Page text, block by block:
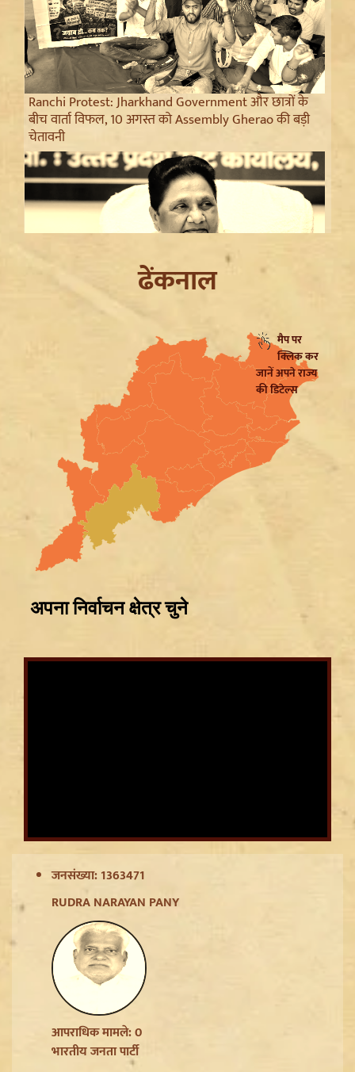
Ranchi Protest: Jharkhand Government और छात्रों के
बीच वार्ता विफल, 10 अगस्त को Assembly Gherao की बड़ी
चेतावनी
Mayawati on SP: गिरगिट की तरह रंग बदलती है सपा,
ब्राह्मणों को लुभाने के लिए Akhilesh Yadav का नया दांव
सम्मानजनक नौकरी
Jharkhand JPSC JSSC Protest: सियासी रंग में रंगा
आंदोलन, Rahul Gandhi ने छात्रों को दिया Reforms का
ढेंकनाल
मैप पर
क्लिक कर
जानें अपने राज्य
की डिटेल्स
जनसंख्या: 1363471
RUDRA NARAYAN PANY
आपराधिक मामले: 0
भारतीय जनता पार्टी